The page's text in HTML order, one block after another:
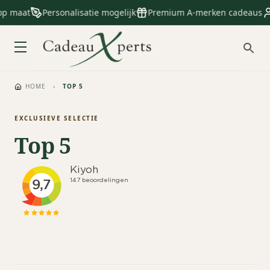
maat Personalisatie mogelijk Premium A-merken cadeaus
HOME › TOP 5
EXCLUSIEVE SELECTIE
Top 5